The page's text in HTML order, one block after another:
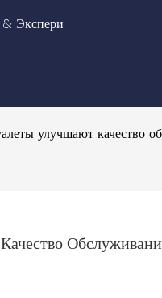
& Экспери
улучшают качество